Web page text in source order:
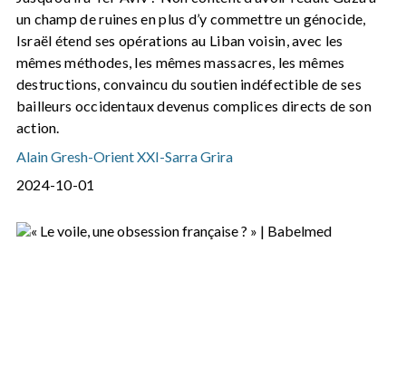
un champ de ruines en plus d’y commettre un génocide,
Israël étend ses opérations au Liban voisin, avec les
mêmes méthodes, les mêmes massacres, les mêmes
destructions, convaincu du soutien indéfectible de ses
bailleurs occidentaux devenus complices directs de son
action.
Alain Gresh-Orient XXI-Sarra Grira
2024-10-01